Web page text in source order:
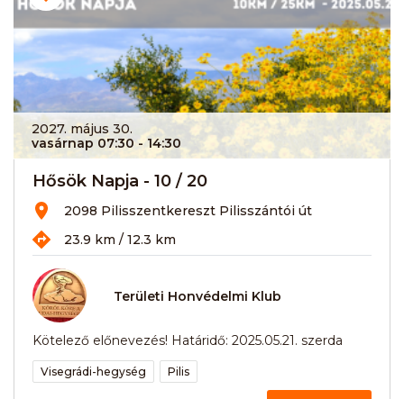
2027. május 30.
vasárnap 07:30 - 14:30
Hősök Napja - 10 / 20
2098 Pilisszentkereszt Pilisszántói út
23.9 km / 12.3 km
Területi Honvédelmi Klub
Kötelező előnevezés! Határidő: 2025.05.21. szerda
Visegrádi-hegység Pilis